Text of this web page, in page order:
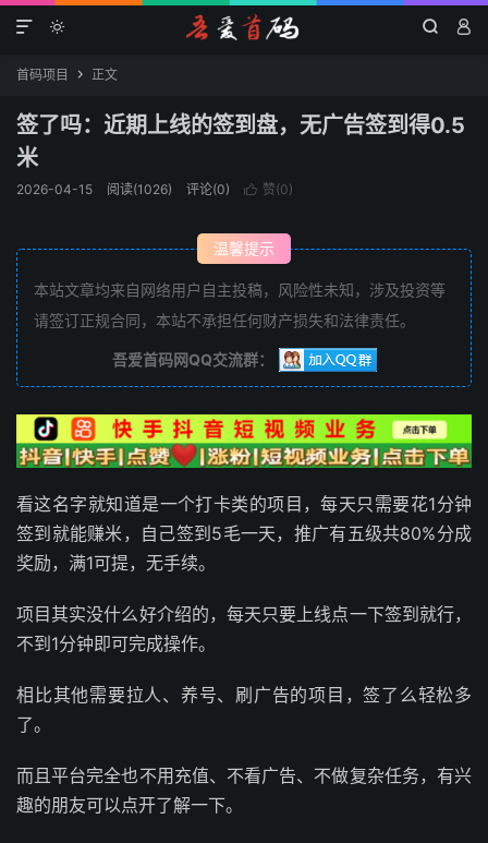
  

首码项目  正文
签了吗：近期上线的签到盘，无广告签到得0.5
米
2026-04-15 阅读(1026) 评论(0)  赞(0)
温馨提示
本站文章均来自网络用户自主投稿，风险性未知，涉及投资等
请签订正规合同，本站不承担任何财产损失和法律责任。
吾爱首码网QQ交流群：
看这名字就知道是一个打卡类的项目，每天只需要花1分钟
签到就能赚米，自己签到5毛一天，推广有五级共80%分成
奖励，满1可提，无手续。
项目其实没什么好介绍的，每天只要上线点一下签到就行，
不到1分钟即可完成操作。
相比其他需要拉人、养号、刷广告的项目，签了么轻松多
了。
而且平台完全也不用充值、不看广告、不做复杂任务，有兴
趣的朋友可以点开了解一下。